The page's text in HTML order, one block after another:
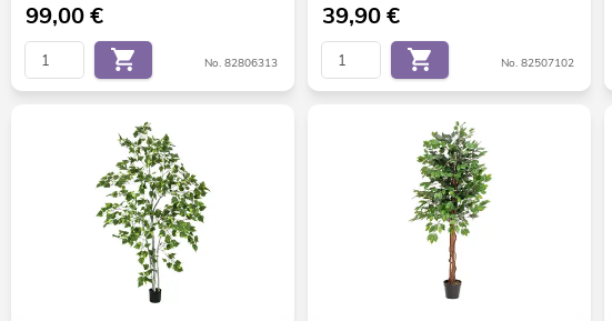
99,00€
No. 82806313
39,90€
No. 82507102